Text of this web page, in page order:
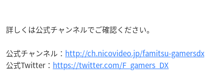
詳しくは公式チャンネルでご確認ください。
公式チャンネル： http://ch.nicovideo.jp/famitsu-gamersdx
公式Twitter： https://twitter.com/F_gamers_DX